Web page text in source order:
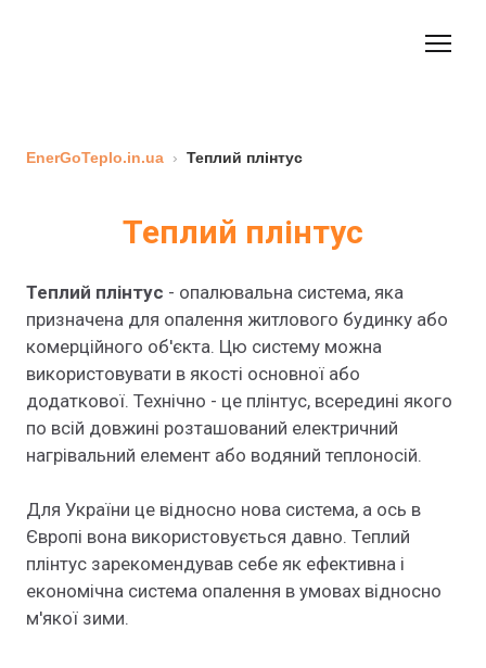
EnerGoTeplo.in.ua › Теплий плінтус
Теплий плінтус
Теплий плінтус - опалювальна система, яка
призначена для опалення житлового будинку або
комерційного об'єкта. Цю систему можна
використовувати в якості основної або
додаткової. Технічно - це плінтус, всередині якого
по всій довжині розташований електричний
нагрівальний елемент або водяний теплоносій.
Для України це відносно нова система, а ось в
Європі вона використовується давно. Теплий
плінтус зарекомендував себе як ефективна і
економічна система опалення в умовах відносно
м'якої зими.